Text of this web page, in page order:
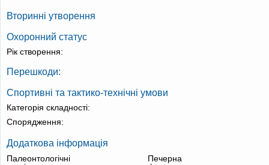
Вторинні утворення
Охоронний статус
Рік створення:
Перешкоди:
Спортивні та тактико-технічні умови
Категорія складності:
Спорядження:
Додаткова інформація
Палеонтологічні
Печерна